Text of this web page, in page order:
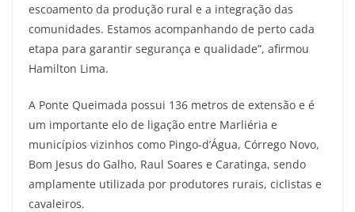
escoamento da produção rural e a integração das
comunidades. Estamos acompanhando de perto cada
etapa para garantir segurança e qualidade”, afirmou
Hamilton Lima.
A Ponte Queimada possui 136 metros de extensão e é
um importante elo de ligação entre Marliéria e
municípios vizinhos como Pingo-d’Água, Córrego Novo,
Bom Jesus do Galho, Raul Soares e Caratinga, sendo
amplamente utilizada por produtores rurais, ciclistas e
cavaleiros.